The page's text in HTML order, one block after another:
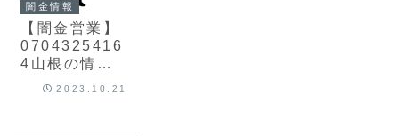
闇金情報
【闇金営業】
0704325416
4山根の情報
【迷惑電話】
2023.10.21